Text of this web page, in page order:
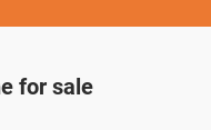
for sale